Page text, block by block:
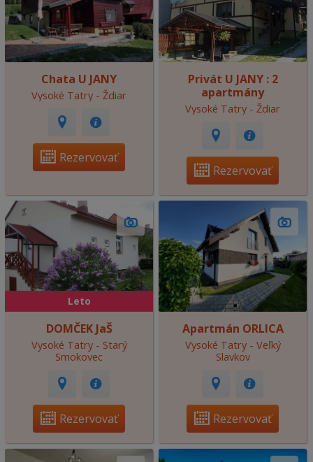
Chata U JANY
Vysoké Tatry - Ždiar
Rezervovať
Privát U JANY : 2
apartmány
Vysoké Tatry - Ždiar
Rezervovať
Leto
DOMČEK JaŠ
Vysoké Tatry - Starý
Smokovec
Rezervovať
Apartmán ORLICA
Vysoké Tatry - Veľký
Slavkov
Rezervovať